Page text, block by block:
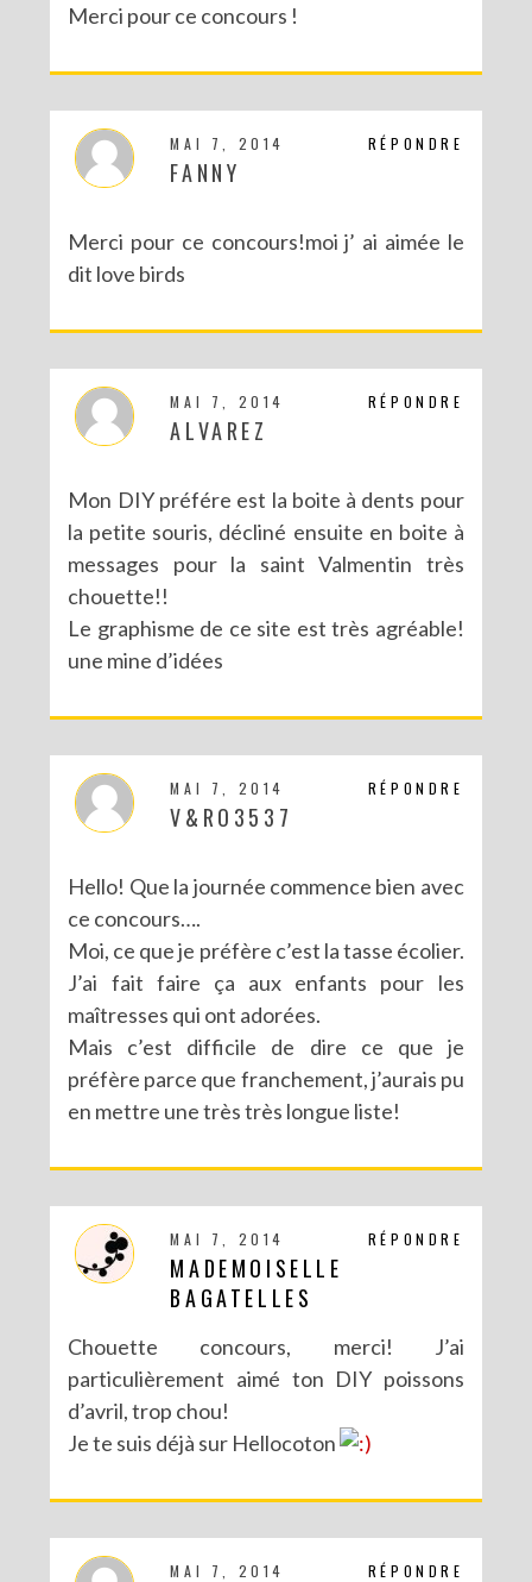
Merci pour ce concours !
RÉPONDRE
MAI 7, 2014
FANNY
Merci pour ce concours!moi j’ ai aimée le
dit love birds
RÉPONDRE
MAI 7, 2014
ALVAREZ
Mon DIY préfére est la boite à dents pour
la petite souris, décliné ensuite en boite à
messages pour la saint Valmentin très
chouette!!
Le graphisme de ce site est très agréable!
une mine d’idées
RÉPONDRE
MAI 7, 2014
V&RO3537
Hello! Que la journée commence bien avec
ce concours….
Moi, ce que je préfère c’est la tasse écolier.
J’ai fait faire ça aux enfants pour les
maîtresses qui ont adorées.
Mais c’est difficile de dire ce que je
préfère parce que franchement, j’aurais pu
en mettre une très très longue liste!
RÉPONDRE
MAI 7, 2014
MADEMOISELLE
BAGATELLES
Chouette concours, merci! J’ai
particulièrement aimé ton DIY poissons
d’avril, trop chou!
Je te suis déjà sur Hellocoton
RÉPONDRE
MAI 7, 2014